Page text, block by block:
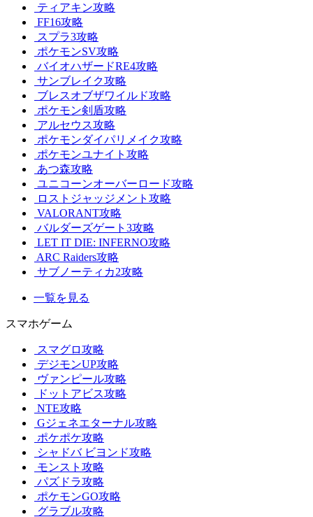
ティアキン攻略
FF16攻略
スプラ3攻略
ポケモンSV攻略
バイオハザードRE4攻略
サンブレイク攻略
ブレスオブザワイルド攻略
ポケモン剣盾攻略
アルセウス攻略
ポケモンダイパリメイク攻略
ポケモンユナイト攻略
あつ森攻略
ユニコーンオーバーロード攻略
ロストジャッジメント攻略
VALORANT攻略
バルダーズゲート3攻略
LET IT DIE: INFERNO攻略
ARC Raiders攻略
サブノーティカ2攻略
一覧を見る
スマホゲーム
スマグロ攻略
デジモンUP攻略
ヴァンピール攻略
ドットアビス攻略
NTE攻略
Gジェネエターナル攻略
ポケポケ攻略
シャドバ ビヨンド攻略
モンスト攻略
パズドラ攻略
ポケモンGO攻略
グラブル攻略